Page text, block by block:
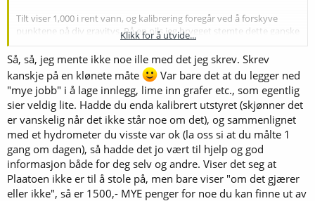
Tilt viser 1,000 i rent vann, og kalibrering foregår ved å forskyve
punktene på div gravitys. På en pils jeg brygget stemte dette ganske
bra. Plaato har jeg enda ikke funnet ut hvordan jeg skal kalibrere,
den har noe "learning mode" som ikke står beskrevet noen plass (ei
i den 1 sider lange manualen deres).
Klikk for å utvide...
Så, så, jeg mente ikke noe ille med det jeg skrev. Skrev
kanskje på en klønete måte
Var bare det at du legger ned
"mye jobb" i å lage innlegg, lime inn grafer etc., som egentlig
sier veldig lite. Hadde du enda kalibrert utstyret (skjønner det
er vanskelig når det ikke står noe om det), og sammenlignet
med et hydrometer du visste var ok (la oss si at du målte 1
gang om dagen), så hadde det jo vært til hjelp og god
informasjon både for deg selv og andre. Viser det seg at
Plaatoen ikke er til å stole på, men bare viser "om det gjærer
eller ikke", så er 1500,- MYE penger for noe du kan finne ut av